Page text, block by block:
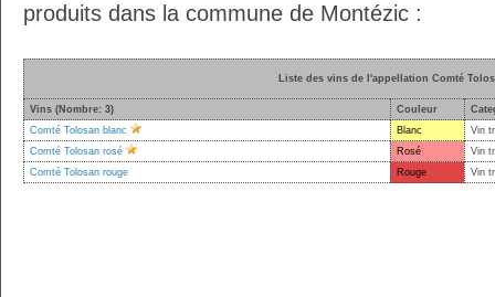
produits dans la commune de Montézic :
Liste des vins de l'appellation Comté
Vins (Nombre: 3) Couleur
Comté Tolosan blanc
Blanc
Vin
Comté Tolosan rosé
Rosé
Vin
Comté Tolosan rouge
Rouge Vin